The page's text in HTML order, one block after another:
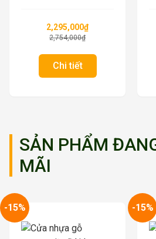
2,750,000₫
3,120,000₫
Chi tiết
SẢN PHẨM
MÃI
-15% -15%